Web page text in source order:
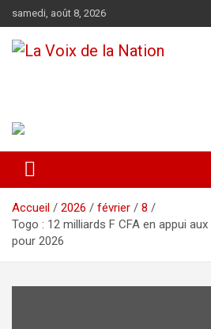
au
contenu
samedi, août 8, 2026
Accueil 2026 février
8
Togo : 12 milliards F CFA en appui
pour 2026